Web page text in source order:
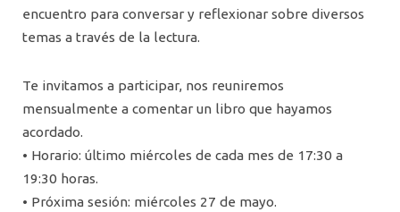
encuentro para conversar y reflexionar sobre diversos
temas a través de la lectura.
Te invitamos a participar, nos reuniremos
mensualmente a comentar un libro que hayamos
acordado.
• Horario: último miércoles de cada mes de 17:30 a
19:30 horas.
• Próxima sesión: miércoles 27 de mayo.